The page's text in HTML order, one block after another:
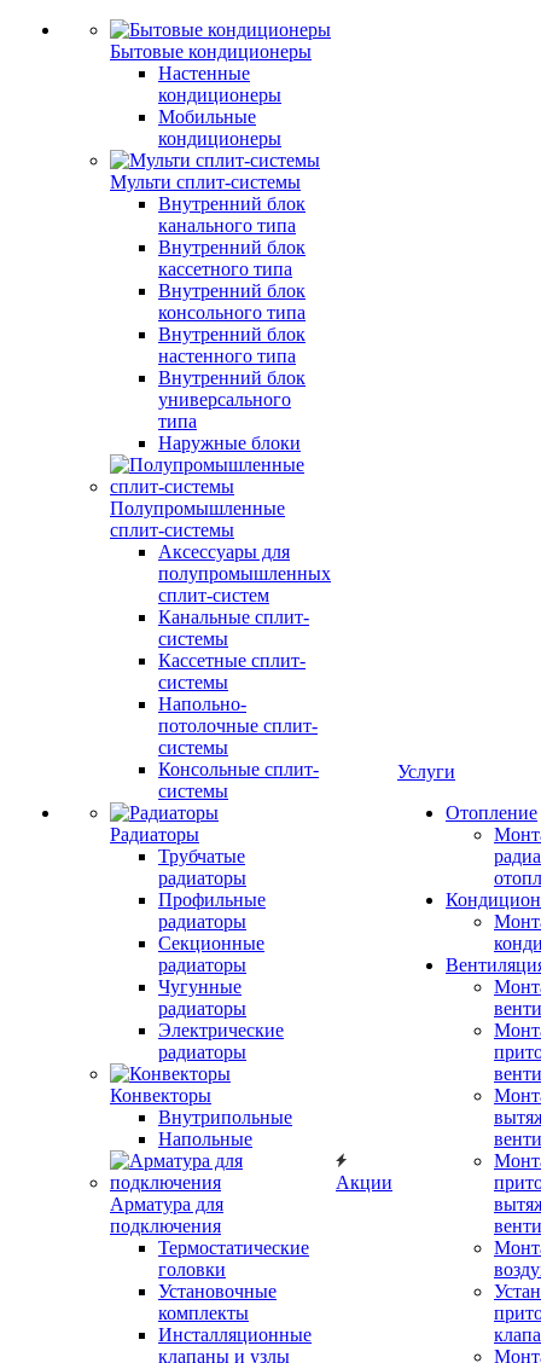
Бытовые кондиционеры
Настенные
кондиционеры
Мобильные
кондиционеры
Мульти сплит-системы
Внутренний блок
канального типа
Внутренний блок
кассетного типа
Внутренний блок
консольного типа
Внутренний блок
настенного типа
Внутренний блок
универсального
типа
Наружные блоки
Полупромышленные
сплит-системы
Аксессуары для
полупромышленных
сплит-систем
Канальные сплит-
системы
Кассетные сплит-
системы
Напольно-
потолочные сплит-
системы
Консольные сплит-
системы
Радиаторы
Трубчатые
радиаторы
Профильные
радиаторы
Секционные
радиаторы
Чугунные
радиаторы
Электрические
радиаторы
Конвекторы
Внутрипольные
Напольные
Арматура для
подключения
Термостатические
головки
Установочные
комплекты
Инсталляционные
клапаны и узлы
Акции
Услуги
Отопление